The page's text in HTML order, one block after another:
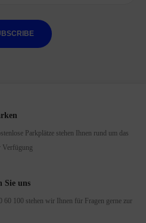
Parkplätze stehen Ihnen rund um das
Verfügung
Sie uns
60 100 stehen wir Ihnen für Fragen gerne zur